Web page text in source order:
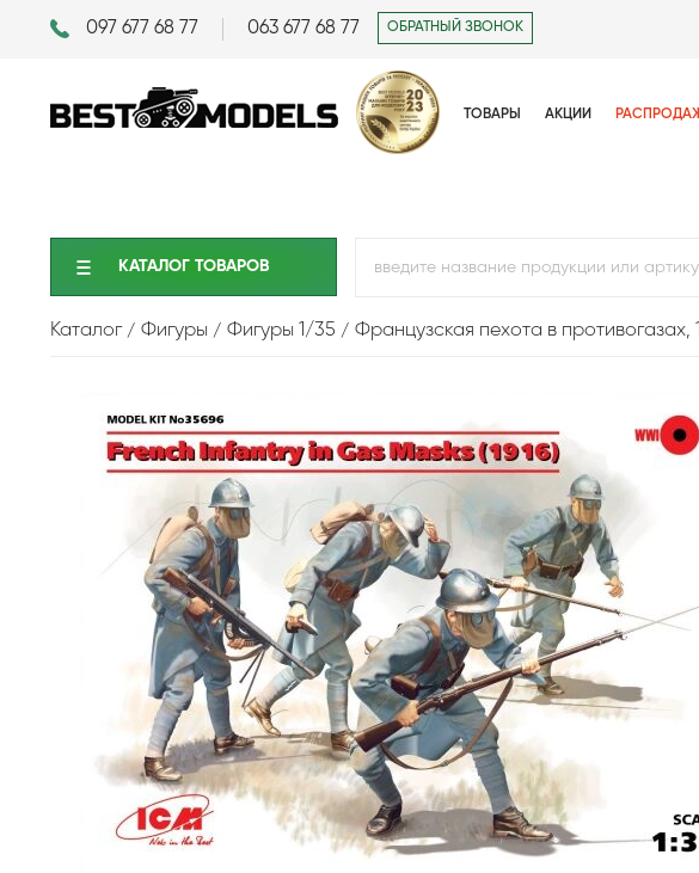
097 677 68 77 063 677 68 77 ОБРАТНЫЙ ЗВОНОК
ТОВАРЫ АКЦИИ
КАТАЛОГ ТОВАРОВ
Каталог Фигуры Фигуры 1/35 Французская пехота в противогазах,